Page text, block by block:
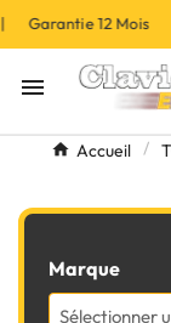
Garantie 12

Accueil
Marque
Sélectionner